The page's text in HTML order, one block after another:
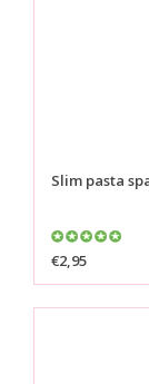
Slim pasta
€2,95